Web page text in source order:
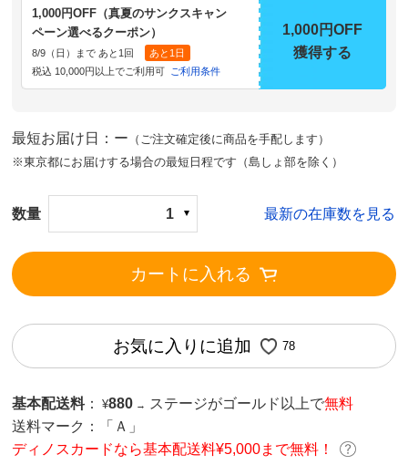
1,000円OFF（真夏のサンクスキャン
ペーン選べるクーポン）
8/9（日）まで あと1回
あと1日
税込 10,000円以上でご利用可
ご利用条件
1,000円OFF
獲得する
最短お届け日：ー （ご注文確定後に商品を手配します）
※東京都にお届けする場合の最短日程です（島しょ部を除く）
数量 1 最新の在庫数を見る
カートに入れる
お気に入りに追加 78
基本配送料 ： ¥880 → ステージがゴールド以上で無料
送料マーク：
「Ａ」
ディノスカードなら基本配送料¥5,000まで無料！